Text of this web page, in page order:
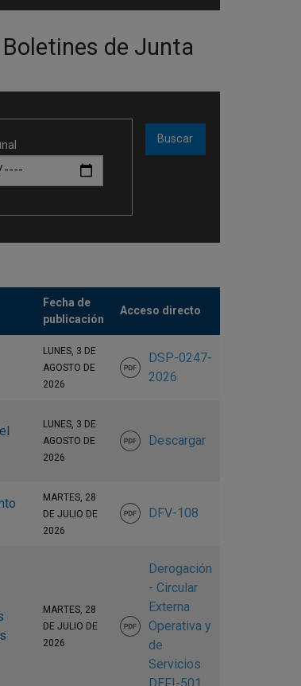
de Junta
Fecha de
publicación
Acceso directo
LUNES, 3 DE
AGOSTO DE
2026
DSP-0247-
2026
LUNES, 3 DE
AGOSTO DE
2026
Descargar
MARTES, 28
DE JULIO DE
2026
DFV-108
MARTES, 28
DE JULIO DE
2026
Derogación
- Circular
Externa
Operativa y
de
Servicios